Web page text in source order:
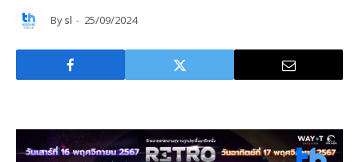
Bysl 25/09/2024